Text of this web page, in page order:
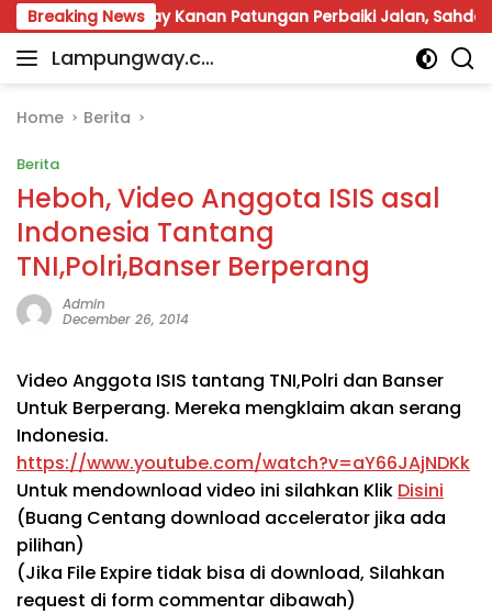
Skip
to
content
Breaking News
Warga Way Kanan Patungan Perbaiki Jalan, Sahdana
Lampungway.co
Portal
Daerah
Terpercaya
dan
Terupdate
Home Berita
Berita
Heboh, Video Anggota ISIS asal
Indonesia Tantang
TNI,Polri,Banser Berperang
Admin
December 26, 2014
Video Anggota ISIS tantang TNI,Polri dan Banser
Untuk Berperang. Mereka mengklaim akan serang
Indonesia.
https://www.youtube.com/watch?v=aY66JAjNDKk
Untuk mendownload video ini silahkan Klik Disini
(Buang Centang download accelerator jika ada
pilihan)
(Jika File Expire tidak bisa di download, Silahkan
request di form commentar dibawah)